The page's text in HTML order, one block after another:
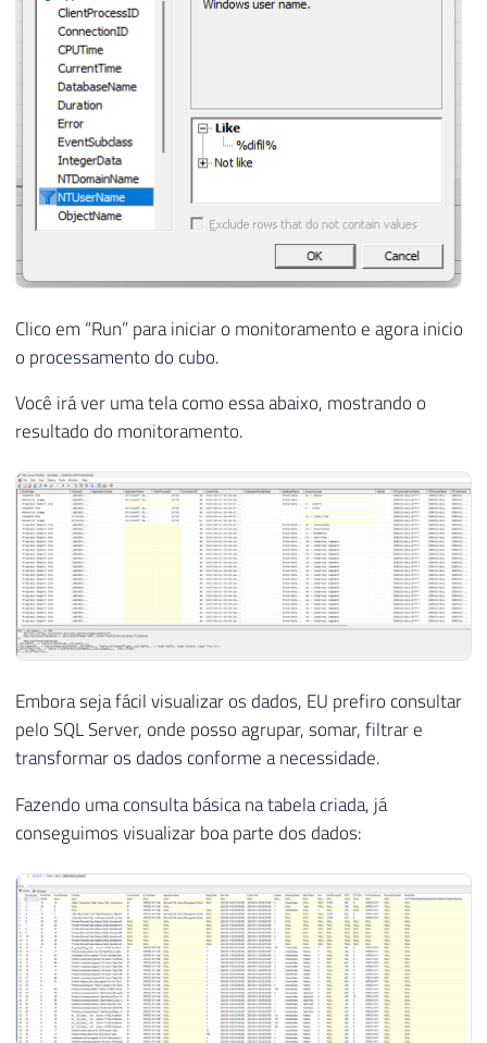
Clico em “Run” para iniciar o monitoramento e agora inicio
o processamento do cubo.
Você irá ver uma tela como essa abaixo, mostrando o
resultado do monitoramento.
Embora seja fácil visualizar os dados, EU prefiro consultar
pelo SQL Server, onde posso agrupar, somar, filtrar e
transformar os dados conforme a necessidade.
Fazendo uma consulta básica na tabela criada, já
conseguimos visualizar boa parte dos dados: